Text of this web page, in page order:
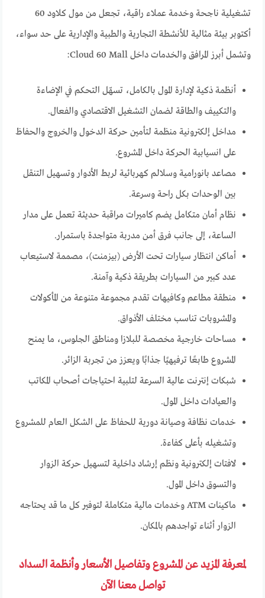
تشغيلية ناجحة وخدمة عملاء راقية، تجعل من مول كلاود 60
أكتوبر بيئة مثالية للأنشطة التجارية والطبية والإدارية على حد سواء،
وتشمل أبرز المرافق والخدمات داخل Cloud 60 Mall:
أنظمة ذكية لإدارة المول بالكامل، تسهّل التحكم في الإضاءة
والتكييف والطاقة لضمان التشغيل الاقتصادي والفعال.
مداخل إلكترونية منظمة لتأمين حركة الدخول والخروج والحفاظ
على انسيابية الحركة داخل المشروع.
مصاعد بانورامية وسلالم كهربائية لربط الأدوار وتسهيل التنقل
بين الوحدات بكل راحة وسرعة.
نظام أمان متكامل يضم كاميرات مراقبة حديثة تعمل على مدار
الساعة، إلى جانب فرق أمن مدربة متواجدة باستمرار.
أماكن انتظار سيارات تحت الأرض (بيزمنت)، مصممة لاستيعاب
عدد كبير من السيارات بطريقة ذكية وآمنة.
منطقة مطاعم وكافيهات تقدم مجموعة متنوعة من المأكولات
والمشروبات تناسب مختلف الأذواق.
مساحات خارجية مخصصة للبلازا ومناطق الجلوس، ما يمنح
المشروع طابعًا ترفيهيًا جذابًا ويعزز من تجربة الزائر.
شبكات إنترنت عالية السرعة لتلبية احتياجات أصحاب المكاتب
والعيادات داخل المول.
خدمات نظافة وصيانة دورية للحفاظ على الشكل العام للمشروع
وتشغيله بأعلى كفاءة.
لافتات إلكترونية ونظم إرشاد داخلية لتسهيل حركة الزوار
والتسوق داخل المول.
ماكينات ATM وخدمات مالية متكاملة لتوفير كل ما قد يحتاجه
الزوار أثناء تواجدهم بالمكان.
لمعرفة المزيد عن المشروع وتفاصيل الأسعار وأنظمة السداد
تواصل معنا الآن